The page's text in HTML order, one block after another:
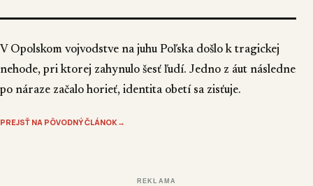
V Opolskom vojvodstve na juhu Poľska došlo k tragickej
nehode, pri ktorej zahynulo šesť ľudí. Jedno z áut následne
po náraze začalo horieť, identita obetí sa zisťuje.
PREJSŤ NA PÔVODNÝ ČLÁNOK →
REKLAMA